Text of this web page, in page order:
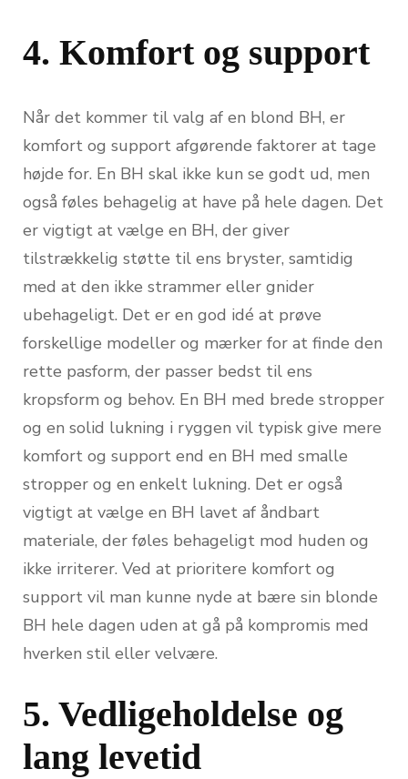
4. Komfort og support
Når det kommer til valg af en blond BH, er
komfort og support afgørende faktorer at tage
højde for. En BH skal ikke kun se godt ud, men
også føles behagelig at have på hele dagen. Det
er vigtigt at vælge en BH, der giver
tilstrækkelig støtte til ens bryster, samtidig
med at den ikke strammer eller gnider
ubehageligt. Det er en god idé at prøve
forskellige modeller og mærker for at finde den
rette pasform, der passer bedst til ens
kropsform og behov. En BH med brede stropper
og en solid lukning i ryggen vil typisk give mere
komfort og support end en BH med smalle
stropper og en enkelt lukning. Det er også
vigtigt at vælge en BH lavet af åndbart
materiale, der føles behageligt mod huden og
ikke irriterer. Ved at prioritere komfort og
support vil man kunne nyde at bære sin blonde
BH hele dagen uden at gå på kompromis med
hverken stil eller velvære.
5. Vedligeholdelse og
lang levetid